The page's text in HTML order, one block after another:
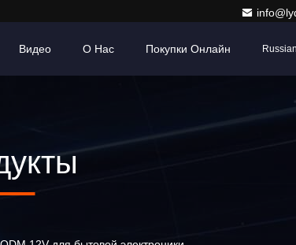
Видео О Нас Покупки Онлайн Russian